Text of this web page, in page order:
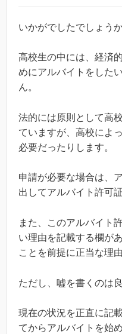
いかがでしたでしょうか
高校生の中には、経済
めにアルバイトをした
ん。
法的には原則として高
ていますが、高校によ
必要だったりします。
申請が必要な場合は、
出してアルバイト許可
また、このアルバイト
い理由を記載する欄が
ことを前提に正当な理
ただし、嘘を書くのは
現在の状況を正直に記
てからアルバイトを始